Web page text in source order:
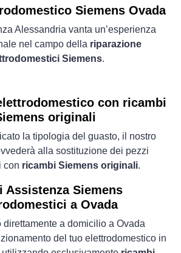
Siemens Ovada
Alessandria vanta un’esperienza
nel campo della riparazione
Siemens.
con ricambi
originali
la tipologia del guasto, il nostro
alla sostituzione dei pezzi
con ricambi Siemens originali.
Assistenza Siemens
a Ovada
direttamente a domicilio a Ovada
del tuo elettrodomestico in